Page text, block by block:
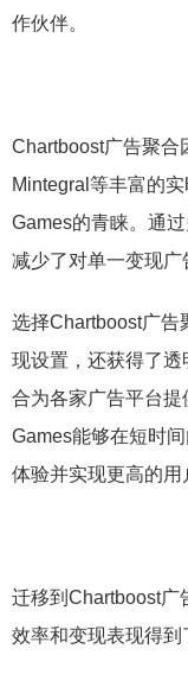
作伙伴。
Chartboost广告聚合
Mintegral等丰富的
Games的青睐。通
减少了对单一变现广
选择Chartboost广告
现设置，还获得了
合为各家广告平台
Games能够在短时
体验并实现更高的用
迁移到Chartboost广
效率和变现表现得到